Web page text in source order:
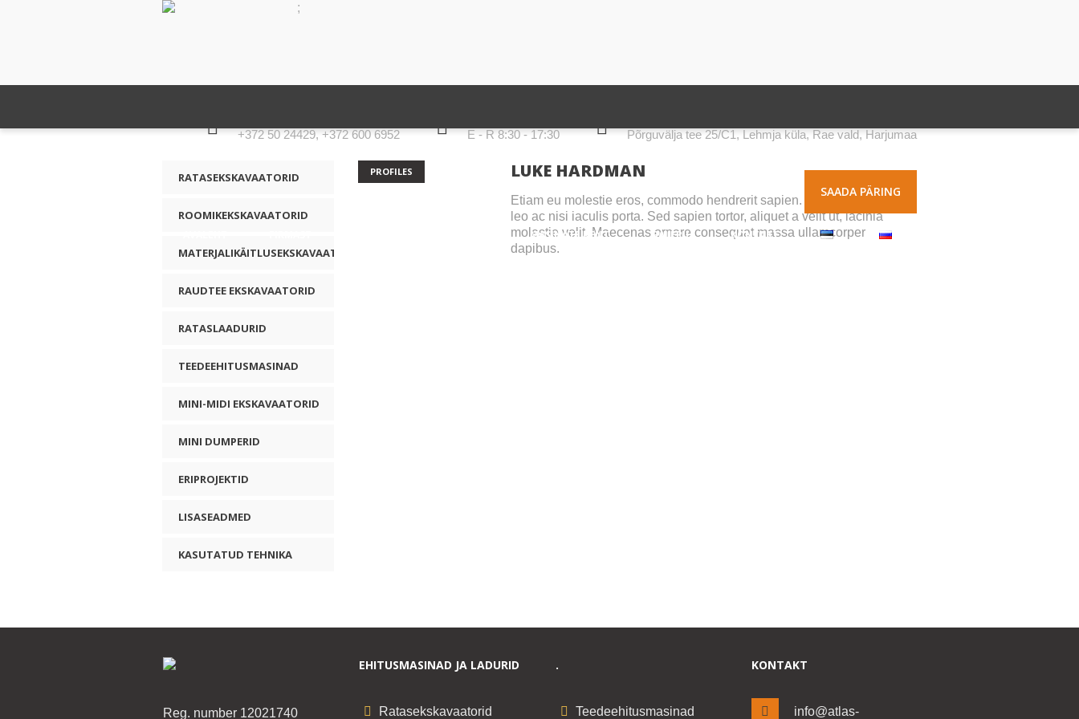
+372 50 24429, +372 600 6952 E - R 8:30 - 17:30 Põrguvälja tee 25/C1, Lehmja küla, Rae vald, Harjumaa
;
SAADA PÄRING
MASINATE RENT GALERII KONTAKT
PROFILES LUKE HARDMAN
Etiam eu molestie eros, commodo hendrerit sapien. Maecenas tempus
leo ac nisi iaculis porta. Sed sapien tortor, aliquet a velit ut, lacinia
molestie velit. Maecenas ornare consequat massa ullamcorper
dapibus.
RATASEKSKAVAATORID
ROOMIKEKSKAVAATORID
MATERJALIKÄITLUSEKSKAVAATORID
RAUDTEE EKSKAVAATORID
RATASLAADURID
TEEDEEHITUSMASINAD
MINI-MIDI EKSKAVAATORID
MINI DUMPERID
ERIPROJEKTID
LISASEADMED
KASUTATUD TEHNIKA
Reg. number 12021740
EHITUSMASINAD JA LADURID
Ratasekskavaatorid
.
Teedeehitusmasinad
KONTAKT
info@atlas-